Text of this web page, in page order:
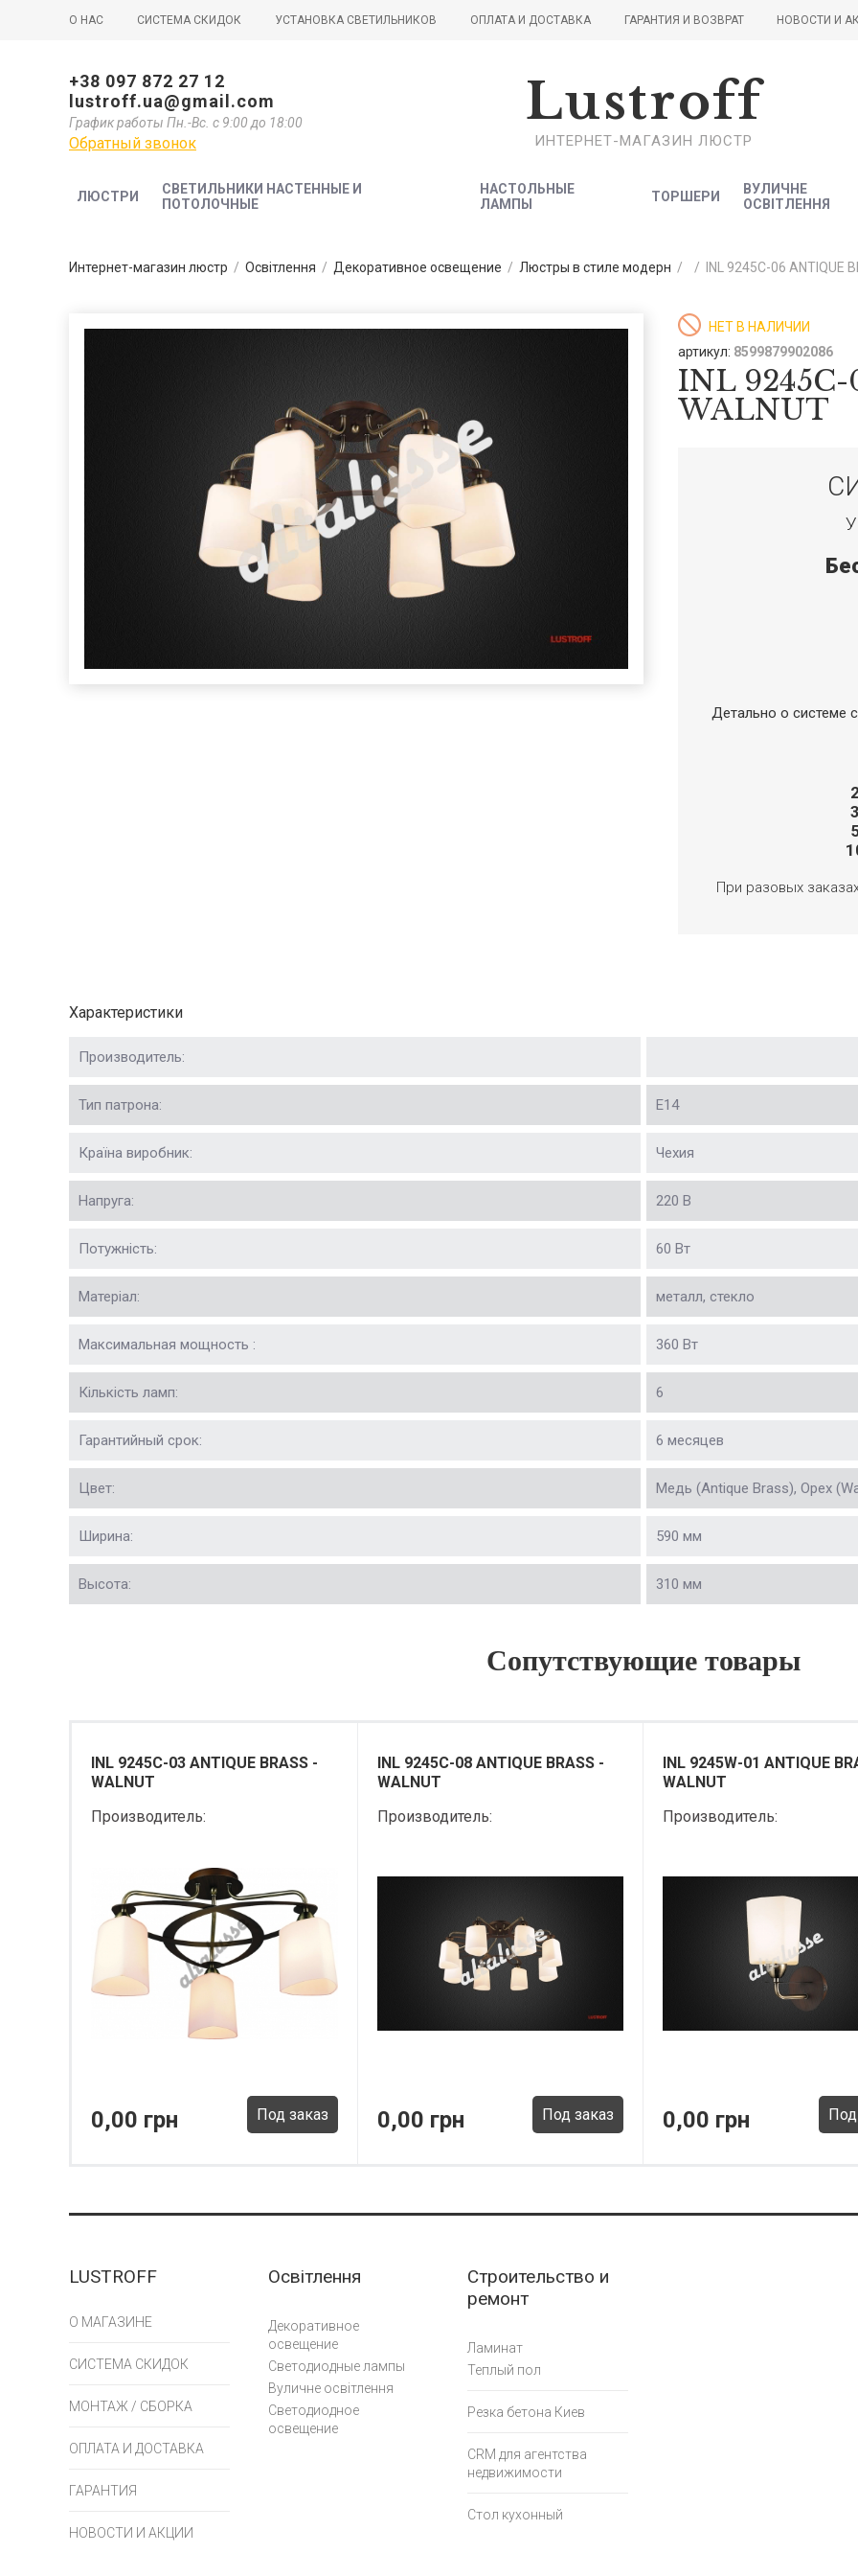
О НАС СИСТЕМА СКИДОК УСТАНОВКА СВЕТИЛЬНИКОВ ОПЛАТА И ДОСТАВКА ГАРАНТИЯ И ВОЗВРАТ НОВОСТИ И
+38 097 872 27 12
lustroff.ua@gmail.com
График работы Пн.-Вс. с 9:00 до 18:00
Обратный звонок
Lustroff
ИНТЕРНЕТ-МАГАЗИН ЛЮСТР
ЛЮСТРИ
СВЕТИЛЬНИКИ НАСТЕННЫЕ И
ПОТОЛОЧНЫЕ
НАСТОЛЬНЫЕ
ЛАМПЫ
ТОРШЕРИ
ВУЛИЧНЕ
ОСВІТЛЕННЯ
Интернет-магазин люстр / Освітлення / Декоративное освещение / Люстры в стиле модерн / / INL 9245C-06 ANTIQUE
НЕТ В НАЛИЧИИ
артикул: 8599879902086
INL
WALNUT
Детально о системе
При разовых
Характеристики
Производитель:
Тип патрона: Е14
Країна виробник: Чехия
Напруга: 220 В
Потужність: 60 Вт
Матеріал: металл, стекло
Максимальная мощность : 360 Вт
Кількість ламп: 6
Гарантийный срок: 6 месяцев
Цвет: Медь (Antique Brass), Орех
Ширина: 590 мм
Высота: 310 мм
Сопутствующие товары
INL 9245C-03 ANTIQUE BRASS -
WALNUT
Производитель:
0,00 грн Под заказ
INL 9245C-08 ANTIQUE BRASS -
WALNUT
Производитель:
0,00 грн Под заказ
INL 9245W-01 ANTIQUE
WALNUT
Производитель:
0,00 грн Под
LUSTROFF
О МАГАЗИНЕ
СИСТЕМА СКИДОК
МОНТАЖ / СБОРКА
ОПЛАТА И ДОСТАВКА
ГАРАНТИЯ
НОВОСТИ И АКЦИИ
Освітлення
Декоративное
освещение
Светодиодные лампы
Вуличне освітлення
Светодиодное
освещение
Строительство и
ремонт
Ламинат
Теплый пол
Резка бетона Киев
CRM для агентства
недвижимости
Стол кухонный